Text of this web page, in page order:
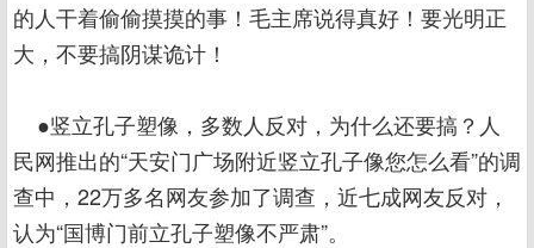
的人干着偷偷摸摸的事！毛主席说得真好！要光明正
大，不要搞阴谋诡计！
●竖立孔子塑像，多数人反对，为什么还要搞？人
民网推出的“天安门广场附近竖立孔子像您怎么看”的调
查中，22万多名网友参加了调查，近七成网友反对，
认为“国博门前立孔子塑像不严肃”。